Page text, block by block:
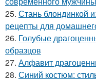
25. Стань блондинкой
рецепты для
26. Голубые
образцов
27. Алфавит
28. Синий костюм: